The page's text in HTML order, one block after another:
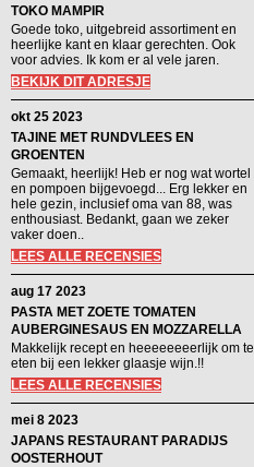
TOKO MAMPIR
Goede toko, uitgebreid assortiment en
heerlijke kant en klaar gerechten. Ook
voor advies. Ik kom er al vele jaren.
BEKIJK DIT ADRESJE
okt 25 2023
TAJINE MET RUNDVLEES EN
GROENTEN
Gemaakt, heerlijk! Heb er nog wat wortel
en pompoen bijgevoegd... Erg lekker en
hele gezin, inclusief oma van 88, was
enthousiast. Bedankt, gaan we zeker
vaker doen..
LEES ALLE RECENSIES
aug 17 2023
PASTA MET ZOETE TOMATEN
AUBERGINESAUS EN MOZZARELLA
Makkelijk recept en heeeeeeeerlijk om te
eten bij een lekker glaasje wijn.!!
LEES ALLE RECENSIES
mei 8 2023
JAPANS RESTAURANT PARADIJS
OOSTERHOUT